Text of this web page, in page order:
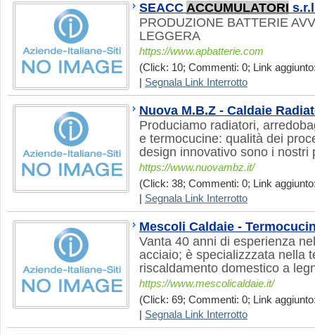
SEACC ACCUMULATORI
PRODUZIONE BATTERIE
LEGGERA
https://www.apbatterie.com
(Click: 10; Commenti: 0; Link
Segnala Link Interrotto
Nuova M.B.Z - Caldaie
Produciamo radiatori,
e termocucine: qualità dei
design innovativo sono i nostri
https://www.nuovambz.it/
(Click: 38; Commenti: 0; Link
Segnala Link Interrotto
Mescoli Caldaie -
Vanta 40 anni di esperienza
acciaio; è specializzzata nella
riscaldamento domestico a
https://www.mescolicaldaie.it/
(Click: 69; Commenti: 0; Link
Segnala Link Interrotto